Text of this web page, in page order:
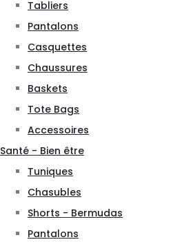
Tabliers
Pantalons
Casquettes
Chaussures
Baskets
Tote Bags
Accessoires
Santé - Bien être
Tuniques
Chasubles
Shorts - Bermudas
Pantalons